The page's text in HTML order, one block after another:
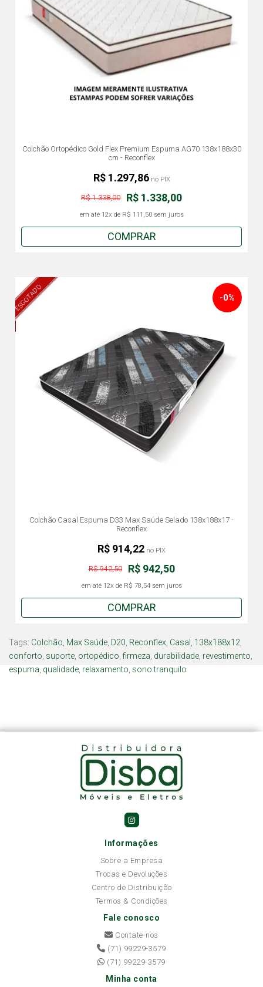
Colchão Ortopédico Gold Flex Premium Espuma AG70 138x188x30
cm - Reconflex
R$ 1.338,00
R$ 1.338,00
em até 12x de R$ 111,50sem juros
R$ 1.297,86no PIX
COMPRAR
ESGOTADO
Colchão Casal Espuma D33 Max Saúde Selado 138x188x17 -
Reconflex
-0%
R$ 942,50
R$ 942,50
em até 12x de R$ 78,54sem juros
R$ 914,22 no PIX
COMPRAR
Tags: Colchão Max Saúde D20 Reconflex Casal 138x188x12
conforto suporte ortopédico ,firmeza durabilidade revestimento
espuma qualidade relaxamento sono tranquilo
Informações
Sobre a Empresa
Trocas e Devoluções
Centro de Distribuição
Termos & Condições
Fale conosco
Contate-nos
(71) 99229-3579
(71) 99229-3579
Minha conta